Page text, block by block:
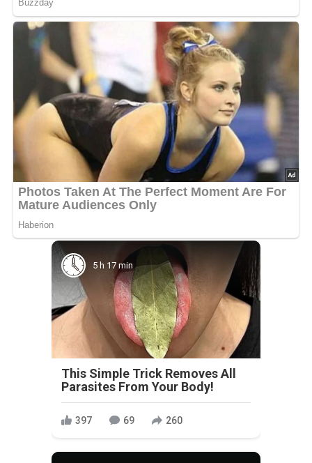
5 h 17 min
This Simple Trick Removes All
Parasites From Your Body!
397 69 260